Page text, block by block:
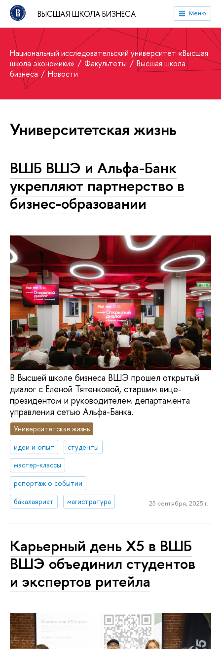
ВЫСШАЯ ШКОЛА БИЗНЕСА Меню
Национальный исследовательский университет «Высшая
школа экономики»
Факультеты
Высшая школа
бизнеса
Новости
Университетская жизнь
ВШБ ВШЭ и Альфа-Банк
укрепляют партнерство в
бизнес-образовании
В Высшей школе бизнеса ВШЭ прошел открытый
диалог с Еленой Тятенковой, старшим вице-
президентом и руководителем департамента
управления сетью Альфа-Банка.
Университетская жизнь
идеи и опыт
студенты
мастер-классы
репортаж о событии
бакалавриат
магистратура 25 сентября, 2025 г.
Карьерный день Х5 в ВШБ
ВШЭ объединил студентов
и экспертов ритейла